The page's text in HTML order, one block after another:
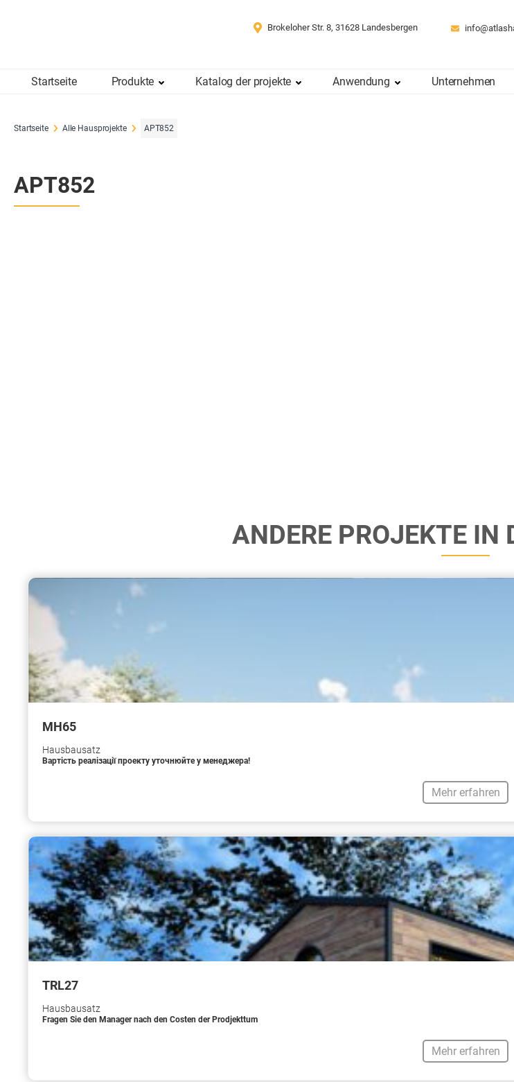
Brokeloher Str. 8, 31628 Landesbergen
Startseite Produkte Katalog der projekte Anwendung Unternehmen
Startseite Alle Hausprojekte APT852
APT852
ANDERE PROJEKTE IN
МН65
Hausbausatz
Вартість реалізації проекту уточнюйте у менеджера!
Mehr erfahren
TRL27
Hausbausatz
Fragen Sie den Manager nach den Costen der Prodjekttum
Mehr erfahren